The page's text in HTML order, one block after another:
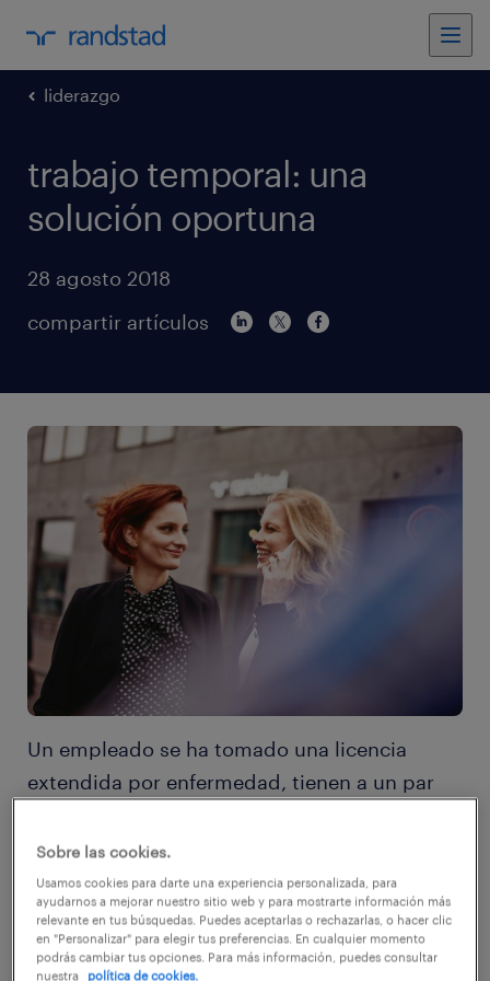
liderazgo
trabajo temporal: una
solución oportuna
28 agosto 2018
compartir artículos
Un empleado se ha tomado una licencia
extendida por enfermedad, tienen a un par
necesitas más manos para ayudar en un
proyecto específico. No entres en pánico, ya
que una empresa de trabajo temporal puede
ayudarte.
Sobre las cookies.
Usamos cookies para darte una experiencia personalizada, para
ayudarnos a mejorar nuestro sitio web y para mostrarte información más
relevante en tus búsquedas. Puedes aceptarlas o rechazarlas, o hacer clic
en "Personalizar" para elegir tus preferencias. En cualquier momento
podrás cambiar tus opciones. Para más información, puedes consultar
nuestra
política de cookies.